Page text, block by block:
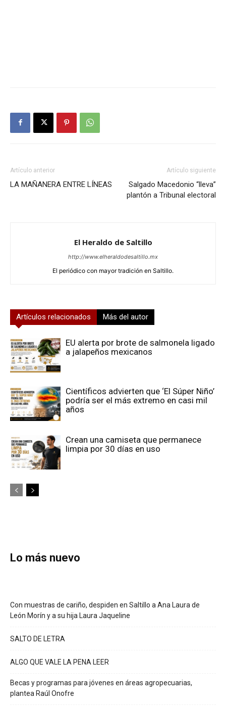
Artículo anterior
LA MAÑANERA ENTRE LÍNEAS
Artículo siguiente
Salgado Macedonio “lleva”
plantón a Tribunal electoral
El Heraldo de Saltillo
http://www.elheraldodesaltillo.mx
El periódico con mayor tradición en Saltillo.
Artículos relacionados Más del autor
EU alerta por brote de salmonela ligado
a jalapeños mexicanos
Científicos advierten que ‘El Súper Niño’
podría ser el más extremo en casi mil
años
Crean una camiseta que permanece
limpia por 30 días en uso
Lo más nuevo
Con muestras de cariño, despiden en Saltillo a Ana Laura de
León Morín y a su hija Laura Jaqueline
SALTO DE LETRA
ALGO QUE VALE LA PENA LEER
Becas y programas para jóvenes en áreas agropecuarias,
plantea Raúl Onofre